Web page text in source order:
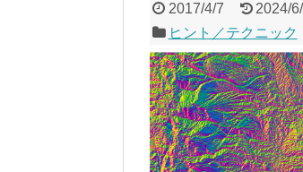
2017/4/7
2024/
ヒント／テクニック